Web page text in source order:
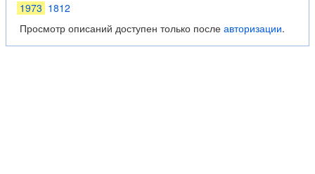
1973 1812
Просмотр описаний доступен только после авторизации.